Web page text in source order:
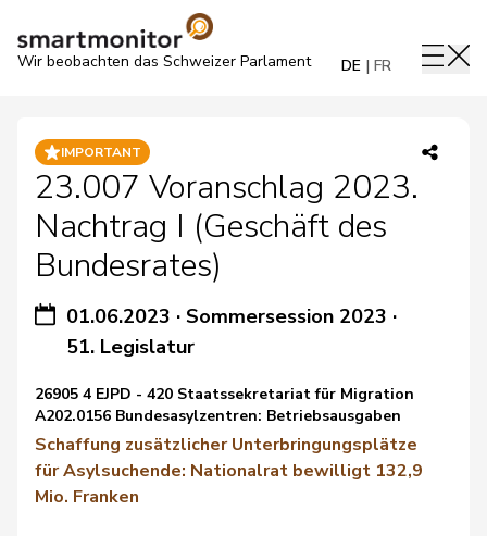
Wir beobachten das Schweizer Parlament DE FR
IMPORTANT
23.007 Voranschlag 2023.
Nachtrag I (Geschäft des
Bundesrates)
01.06.2023 ·Sommersession 2023 ·
51. Legislatur
26905 4 EJPD - 420 Staatssekretariat für Migration
A202.0156 Bundesasylzentren: Betriebsausgaben
Schaffung zusätzlicher Unterbringungsplätze
für Asylsuchende: Nationalrat bewilligt 132,9
Mio. Franken